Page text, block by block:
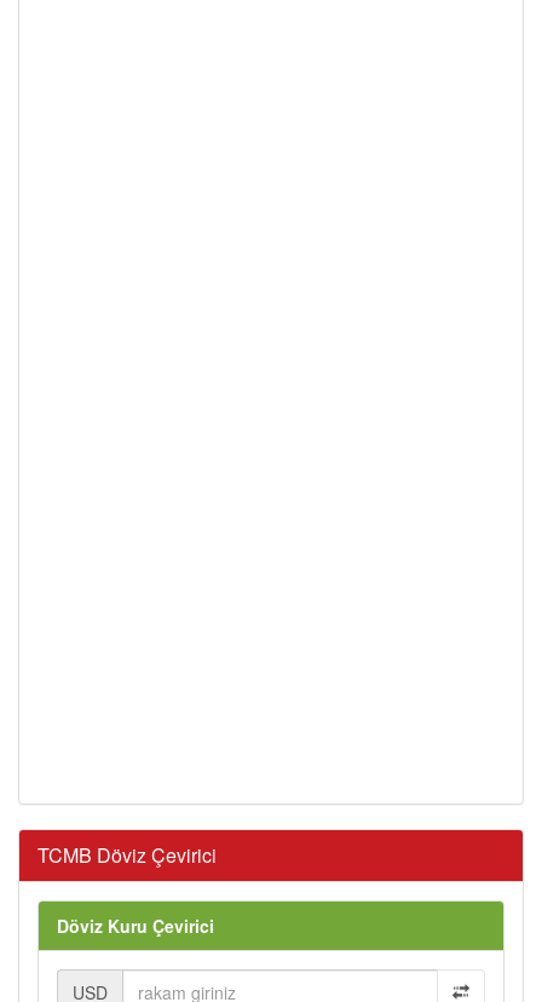
TCMB Döviz Çevirici
Döviz Kuru Çevirici
USD